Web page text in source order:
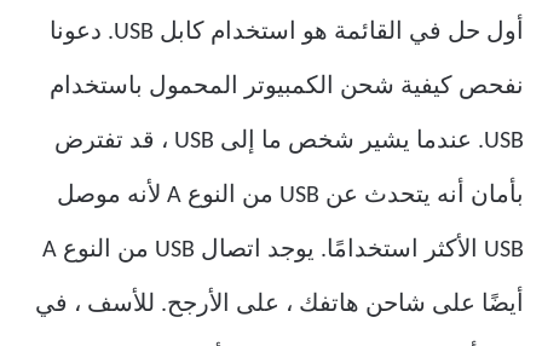
أول حل في القائمة هو استخدام كابل USB. دعونا
نفحص كيفية شحن الكمبيوتر المحمول باستخدام
USB. عندما يشير شخص ما إلى USB ، قد تفترض
بأمان أنه يتحدث عن USB من النوع A لأنه موصل
USB الأكثر استخدامًا. يوجد اتصال USB من النوع A
أيضًا على شاحن هاتفك ، على الأرجح. للأسف ، في